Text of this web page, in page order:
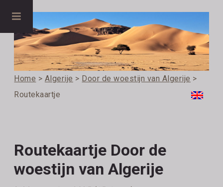
Home > Algerije > Door de woestijn van Algerije >
Routekaartje
Routekaartje Door de
woestijn van Algerije